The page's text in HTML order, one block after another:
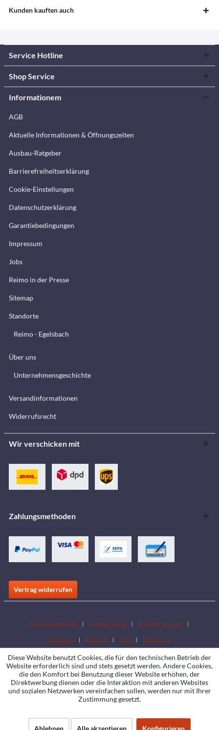
Kunden kauften auch
Service Hotline
Shop Service
Informationem
AGB
Aktuelle Informationen & Öffnungszeiten
Ausbau-Ratgeber
Barrierefreiheitserklärung
Cookie-Einstellungen
Datenschutzerklärung
Garantiebedingungen
Impressum
Jobs
Reimo in der Presse
Sitemap
Standorte
Reimo - Egelsbach
Über uns
Unternehmensgeschichte
Versandinformationen
Widerrufsrecht
Wir verschicken mit
Zahlungsmethoden
Vertrag widerrufen
Downloadbereich Händlersuche
Händler werden
Kataloge
Kontakt Jobs Standorte
Diese Website benutzt Cookies, die für den technischen Betrieb der
Website erforderlich sind und stets gesetzt werden. Andere Cookies,
die den Komfort bei Benutzung dieser Website erhöhen, der
Direktwerbung dienen oder die Interaktion mit anderen Websites
und sozialen Netzwerken vereinfachen sollen, werden nur mit Ihrer
Zustimmung gesetzt.
Ablehnen Alle akzeptieren Konfigurieren